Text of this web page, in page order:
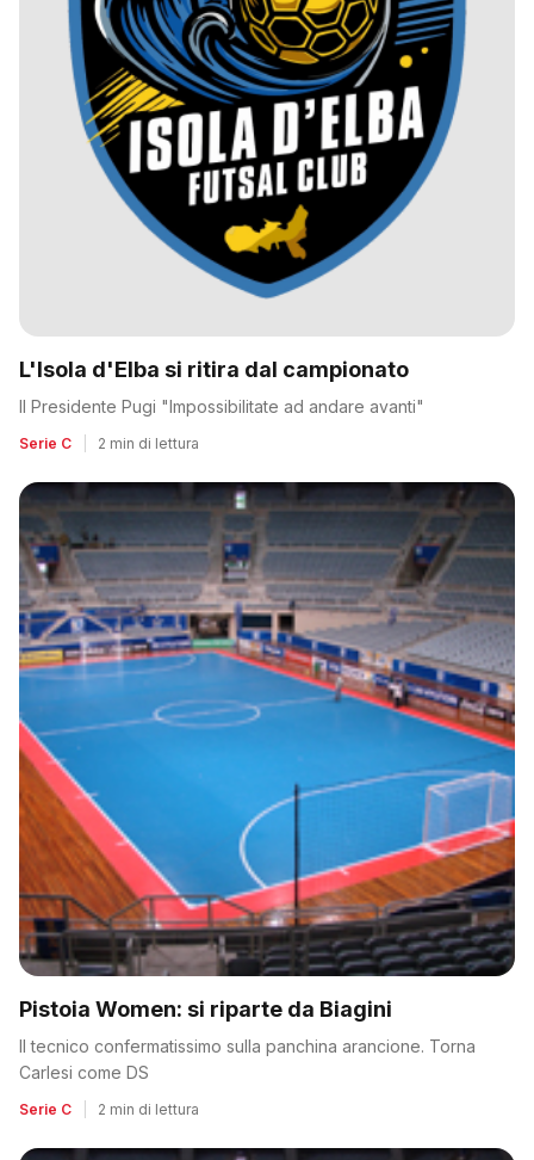
L'Isola d'Elba si ritira dal campionato
Il Presidente Pugi "Impossibilitate ad andare avanti"
Serie C 2 min di lettura
Pistoia Women: si riparte da Biagini
Il tecnico confermatissimo sulla panchina arancione. Torna
Carlesi come DS
Serie C 2 min di lettura